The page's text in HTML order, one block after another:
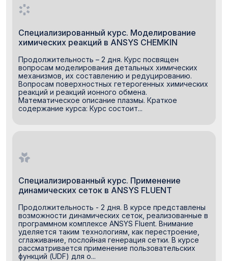
Специализированный курс. Моделирование
химических реакций в ANSYS CHEMKIN
Продолжительность – 2 дня. Курс посвящен
вопросам моделирования детальных химических
механизмов, их составлению и редуцированию.
Вопросам поверхностных гетерогенных химических
реакций и реакций ионного обмена.
Математическое описание плазмы. Краткое
содержание курса: Курс состоит...
Специализированный курс. Применение
динамических сеток в ANSYS FLUENT
Продолжительность - 2 дня. В курсе представлены
возможности динамических сеток, реализованные в
программном комплексе ANSYS Fluent. Внимание
уделяется таким технологиям, как перестроение,
сглаживание, послойная генерация сетки. В курсе
рассматривается применение пользовательских
функций (UDF) для о...